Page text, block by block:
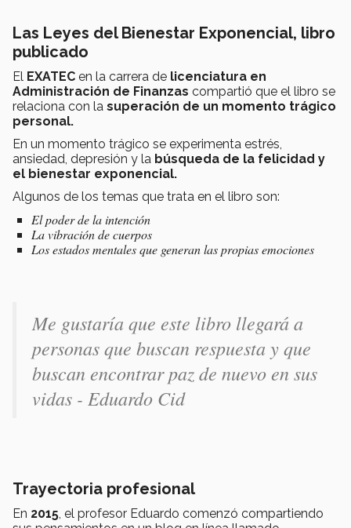
Las Leyes del Bienestar Exponencial, libro
publicado
El EXATEC en la carrera de licenciatura en
Administración de Finanzas compartió que el libro se
relaciona con la superación de un momento trágico
personal.
En un momento trágico se experimenta estrés,
ansiedad, depresión y la búsqueda de la felicidad y
el bienestar exponencial.
Algunos de los temas que trata en el libro son:
El poder de la intención
La vibración de cuerpos
Los estados mentales que generan las propias emociones
Me gustaría que este libro llegará a
personas que buscan respuesta y que
buscan encontrar paz de nuevo en sus
vidas - Eduardo Cid
Trayectoria profesional
En 2015 , el profesor Eduardo comenzó compartiendo